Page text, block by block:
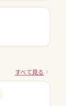
すべて見る